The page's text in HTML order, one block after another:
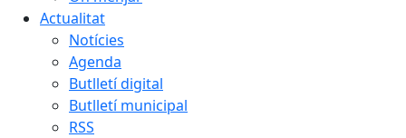
Actualitat
Notícies
Agenda
Butlletí digital
Butlletí municipal
RSS